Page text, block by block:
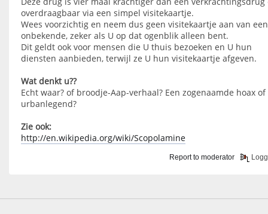
overdraagbaar via een simpel visitekaartje.
Wees voorzichtig en neem dus geen visitekaartje aan van een
onbekende, zeker als U op dat ogenblik alleen bent.
Dit geldt ook voor mensen die U thuis bezoeken en U hun
diensten aanbieden, terwijl ze U hun visitekaartje afgeven.
Wat denkt u??
Echt waar? of broodje-Aap-verhaal? Een zogenaamde hoax of
urbanlegend?
Zie ook:
http://en.wikipedia.org/wiki/Scopolamine
Report to moderator